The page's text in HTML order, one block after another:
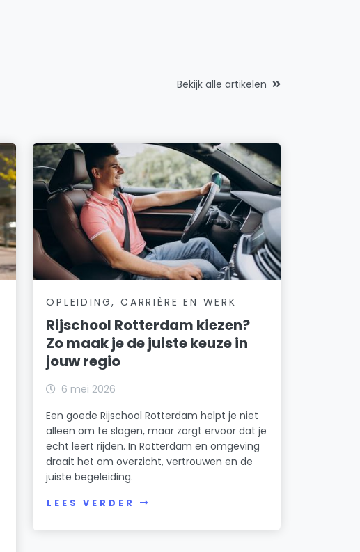
Bekijk alle artikelen
OPLEIDING, CARRIÈRE EN WERK
Rijschool Rotterdam kiezen?
Zo maak je de juiste keuze in
jouw regio
6 mei 2026
Een goede Rijschool Rotterdam helpt je niet
alleen om te slagen, maar zorgt ervoor dat je
echt leert rijden. In Rotterdam en omgeving
draait het om overzicht, vertrouwen en de
juiste begeleiding.
LEES VERDER